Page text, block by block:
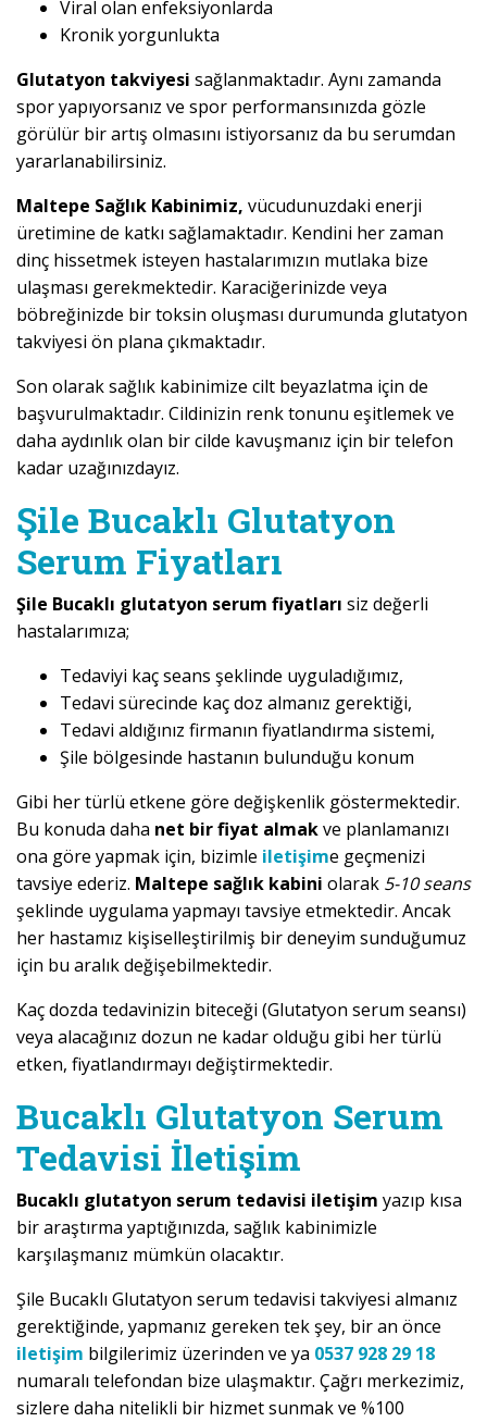
Viral olan enfeksiyonlarda
Kronik yorgunlukta
Glutatyon takviyesi sağlanmaktadır. Aynı zamanda
spor yapıyorsanız ve spor performansınızda gözle
görülür bir artış olmasını istiyorsanız da bu serumdan
yararlanabilirsiniz.
Maltepe Sağlık Kabinimiz, vücudunuzdaki enerji
üretimine de katkı sağlamaktadır. Kendini her zaman
dinç hissetmek isteyen hastalarımızın mutlaka bize
ulaşması gerekmektedir. Karaciğerinizde veya
böbreğinizde bir toksin oluşması durumunda glutatyon
takviyesi ön plana çıkmaktadır.
Son olarak sağlık kabinimize cilt beyazlatma için de
başvurulmaktadır. Cildinizin renk tonunu eşitlemek ve
daha aydınlık olan bir cilde kavuşmanız için bir telefon
kadar uzağınızdayız.
Şile Bucaklı Glutatyon
Serum Fiyatları
Şile Bucaklı glutatyon serum fiyatları siz değerli
hastalarımıza;
Tedaviyi kaç seans şeklinde uyguladığımız,
Tedavi sürecinde kaç doz almanız gerektiği,
Tedavi aldığınız firmanın fiyatlandırma sistemi,
Şile bölgesinde hastanın bulunduğu konum
Gibi her türlü etkene göre değişkenlik göstermektedir.
Bu konuda daha net bir fiyat almakve planlamanızı
ona göre yapmak için, bizimle iletişime geçmenizi
tavsiye ederiz. Maltepe sağlık kabini olarak 5-10 seans
şeklinde uygulama yapmayı tavsiye etmektedir. Ancak
her hastamız kişiselleştirilmiş bir deneyim sunduğumuz
için bu aralık değişebilmektedir.
Kaç dozda tedavinizin biteceği (Glutatyon serum seansı)
veya alacağınız dozun ne kadar olduğu gibi her türlü
etken, fiyatlandırmayı değiştirmektedir.
Bucaklı Glutatyon Serum
Tedavisi İletişim
Bucaklı glutatyon serum tedavisi iletişim yazıp kısa
bir araştırma yaptığınızda, sağlık kabinimizle
karşılaşmanız mümkün olacaktır.
Şile Bucaklı Glutatyon serum tedavisi takviyesi almanız
gerektiğinde, yapmanız gereken tek şey, bir an önce
iletişim bilgilerimiz üzerinden ve ya 0537 928 29 18
numaralı telefondan bize ulaşmaktır. Çağrı merkezimiz,
sizlere daha nitelikli bir hizmet sunmak ve %100